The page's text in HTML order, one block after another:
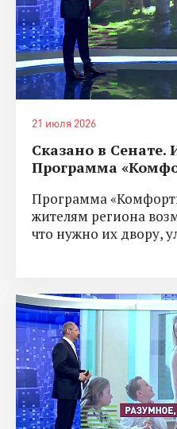
21 июля 2026
Сказано в Сенате.
Программа
Программа
жителям региона
что нужно их двору,